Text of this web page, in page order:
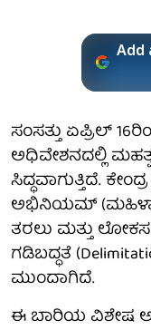
Add
ಸಂಸತ್ತು ಏಪ್ರಿಲ್
ಅಧಿವೇಶನದಲ್ಲಿ
ಸಿದ್ಧವಾಗುತ್ತಿದೆ.
ಅಭಿನಿಯಮ್ (ಮಹಿಳಾ
ತರಲು ಮತ್ತು
ಗಡಿಬದ್ಧತೆ
ಮುಂದಾಗಿದೆ.
ಈ ಬಾರಿಯ ವಿಶೇಷ